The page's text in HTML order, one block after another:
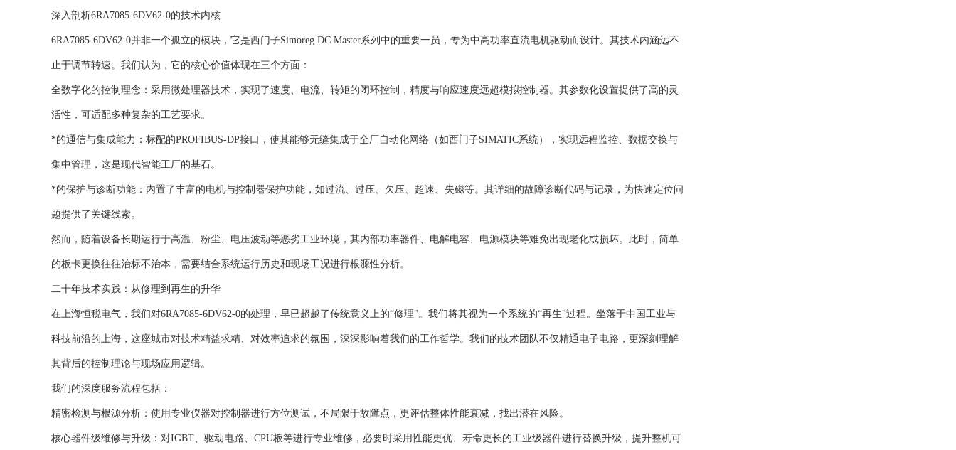
深入剖析6RA7085-6DV62-0的技术内核
6RA7085-6DV62-0并非一个孤立的模块，它是西门子Simoreg DC Master系列中的重要一员，专为中高功率直流电机驱动而设计。其技术内涵远不
止于调节转速。我们认为，它的核心价值体现在三个方面：
全数字化的控制理念：采用微处理器技术，实现了速度、电流、转矩的闭环控制，精度与响应速度远超模拟控制器。其参数化设置提供了高的灵
活性，可适配多种复杂的工艺要求。
*的通信与集成能力：标配的PROFIBUS-DP接口，使其能够无缝集成于全厂自动化网络（如西门子SIMATIC系统），实现远程监控、数据交换与
集中管理，这是现代智能工厂的基石。
*的保护与诊断功能：内置了丰富的电机与控制器保护功能，如过流、过压、欠压、超速、失磁等。其详细的故障诊断代码与记录，为快速定位问
题提供了关键线索。
然而，随着设备长期运行于高温、粉尘、电压波动等恶劣工业环境，其内部功率器件、电解电容、电源模块等难免出现老化或损坏。此时，简单
的板卡更换往往治标不治本，需要结合系统运行历史和现场工况进行根源性分析。
二十年技术实践：从修理到再生的升华
在上海恒税电气，我们对6RA7085-6DV62-0的处理，早已超越了传统意义上的“修理"。我们将其视为一个系统的“再生"过程。坐落于中国工业与
科技前沿的上海，这座城市对技术精益求精、对效率追求的氛围，深深影响着我们的工作哲学。我们的技术团队不仅精通电子电路，更深刻理解
其背后的控制理论与现场应用逻辑。
我们的深度服务流程包括：
精密检测与根源分析：使用专业仪器对控制器进行方位测试，不局限于故障点，更评估整体性能衰减，找出潜在风险。
核心器件级维修与升级：对IGBT、驱动电路、CPU板等进行专业维修，必要时采用性能更优、寿命更长的工业级器件进行替换升级，提升整机可